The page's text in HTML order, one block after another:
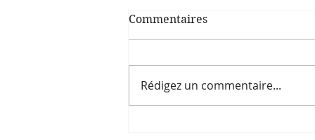
Commentaires
Rédigez un commentaire...